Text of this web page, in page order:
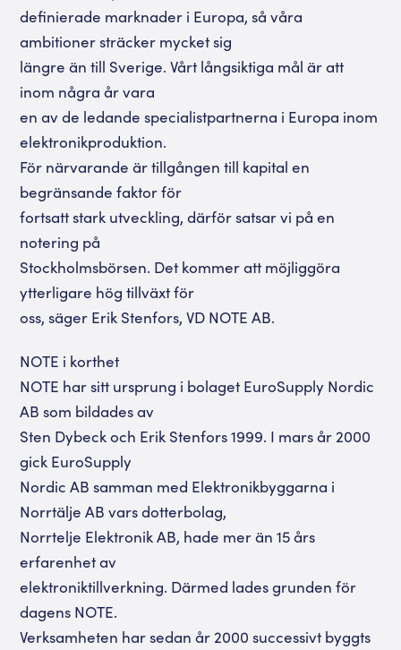
definierade marknader i Europa, så våra
ambitioner sträcker mycket sig
längre än till Sverige. Vårt långsiktiga mål är att
inom några år vara
en av de ledande specialistpartnerna i Europa inom
elektronikproduktion.
För närvarande är tillgången till kapital en
begränsande faktor för
fortsatt stark utveckling, därför satsar vi på en
notering på
Stockholmsbörsen. Det kommer att möjliggöra
ytterligare hög tillväxt för
oss, säger Erik Stenfors, VD NOTE AB.
NOTE i korthet
NOTE har sitt ursprung i bolaget EuroSupply Nordic
AB som bildades av
Sten Dybeck och Erik Stenfors 1999. I mars år 2000
gick EuroSupply
Nordic AB samman med Elektronikbyggarna i
Norrtälje AB vars dotterbolag,
Norrtelje Elektronik AB, hade mer än 15 års
erfarenhet av
elektroniktillverkning. Därmed lades grunden för
dagens NOTE.
Verksamheten har sedan år 2000 successivt byggts